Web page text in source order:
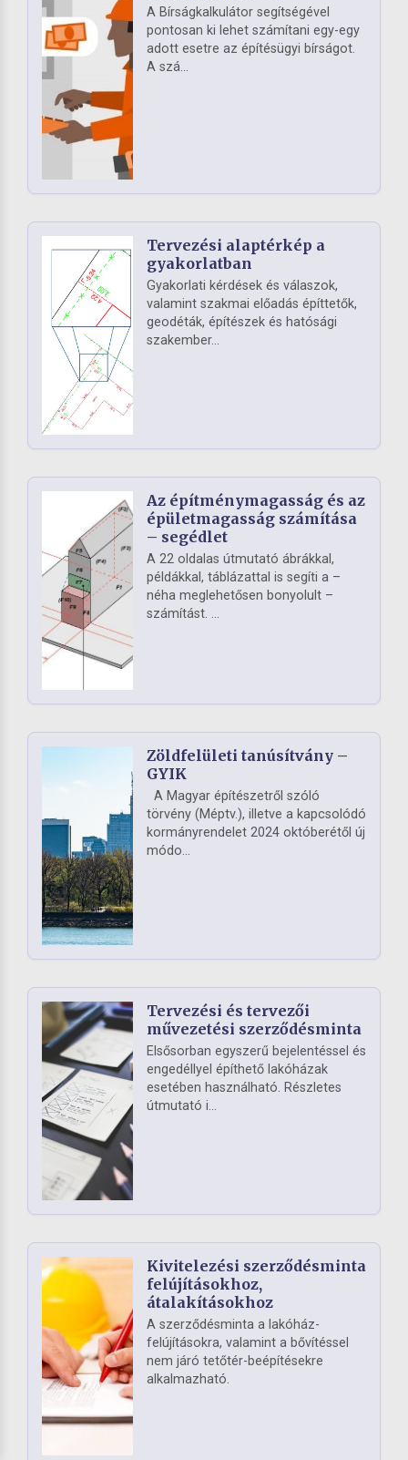
A Bírságkalkulátor segítségével
pontosan ki lehet számítani egy-egy
adott esetre az építésügyi bírságot.
A szá...
Tervezési alaptérkép a
gyakorlatban
Gyakorlati kérdések és válaszok,
valamint szakmai előadás építtetők,
geodéták, építészek és hatósági
szakember...
Az építménymagasság és az
épületmagasság számítása
– segédlet
A 22 oldalas útmutató ábrákkal,
példákkal, táblázattal is segíti a –
néha meglehetősen bonyolult –
számítást. ...
Zöldfelületi tanúsítvány –
GYIK
A Magyar építészetről szóló
törvény (Méptv.), illetve a kapcsolódó
kormányrendelet 2024 októberétől új
módo...
Tervezési és tervezői
művezetési szerződésminta
Elsősorban egyszerű bejelentéssel és
engedéllyel építhető lakóházak
esetében használható. Részletes
útmutató i...
Kivitelezési szerződésminta
felújításokhoz,
átalakításokhoz
A szerződésminta a lakóház-
felújításokra, valamint a bővítéssel
nem járó tetőtér-beépítésekre
alkalmazható.